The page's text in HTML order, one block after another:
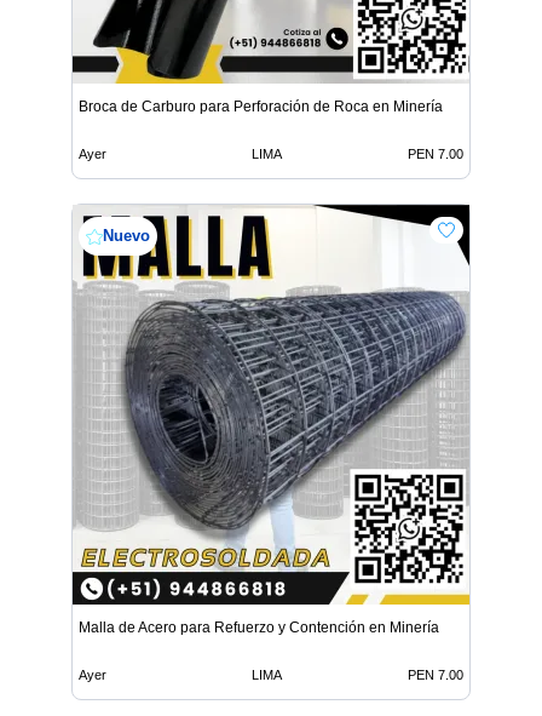
Broca de Carburo para Perforación de Roca en Minería
Ayer LIMA PEN 7.00
Nuevo
Malla de Acero para Refuerzo y Contención en Minería
Ayer LIMA PEN 7.00